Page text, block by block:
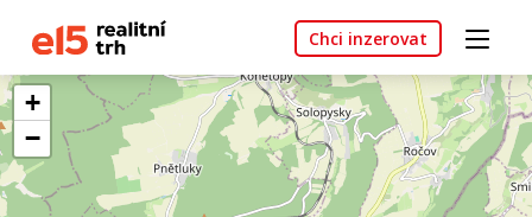
Chci inzerovat
+
−